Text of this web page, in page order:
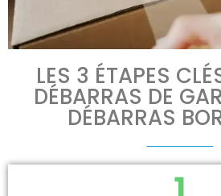
LES 3 ÉTAPES
DÉBARRAS DE
DÉBARRAS